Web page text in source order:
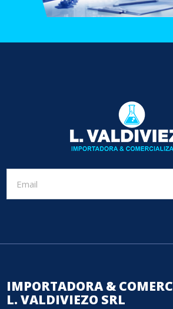
IMPORTADORA &
L. VALDIVIEZO SRL